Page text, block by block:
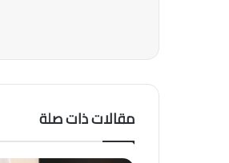
مقالات ذات صلة